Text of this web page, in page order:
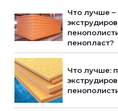
Что лучше –
пенопласт?
Что лучше: